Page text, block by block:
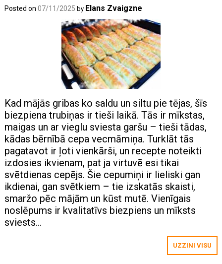
Posted on07/11/2025 by Elans Zvaigzne
Kad mājās gribas ko saldu un siltu pie tējas, šīs
biezpiena trubiņas ir tieši laikā. Tās ir mīkstas,
maigas un ar vieglu sviesta garšu – tieši tādas,
kādas bērnībā cepa vecmāmiņa. Turklāt tās
pagatavot ir ļoti vienkārši, un recepte noteikti
izdosies ikvienam, pat ja virtuvē esi tikai
svētdienas cepējs. Šie cepumiņi ir lieliski gan
ikdienai, gan svētkiem – tie izskatās skaisti,
smaržo pēc mājām un kūst mutē. Vienīgais
noslēpums ir kvalitatīvs biezpiens un mīksts
sviests…
UZZINI VISU